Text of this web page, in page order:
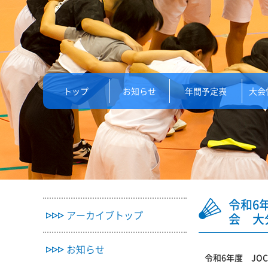
トップ お知らせ 年間予定表 大
アーカイブトップ
お知らせ
令和6
会 大
令和6年度